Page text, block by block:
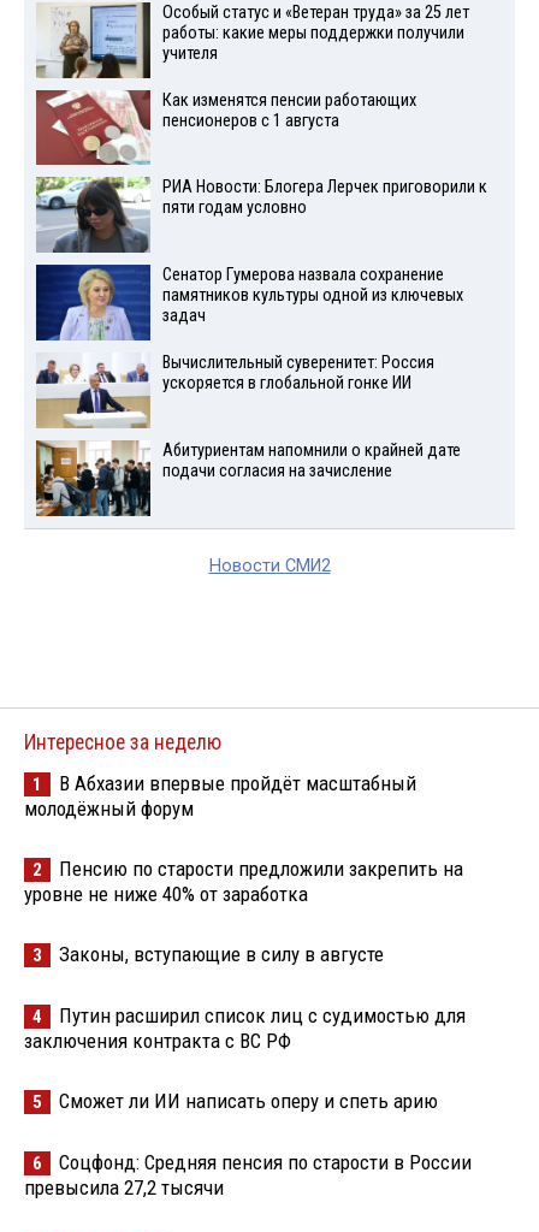
Особый статус и «Ветеран труда» за 25 лет
работы: какие меры поддержки получили
учителя
Как изменятся пенсии работающих
пенсионеров с 1 августа
РИА Новости: Блогера Лерчек приговорили к
пяти годам условно
Сенатор Гумерова назвала сохранение
памятников культуры одной из ключевых
задач
Вычислительный суверенитет: Россия
ускоряется в глобальной гонке ИИ
Абитуриентам напомнили о крайней дате
подачи согласия на зачисление
Новости СМИ2
Интересное за неделю
1
В Абхазии впервые пройдёт масштабный
молодёжный форум
2
Пенсию по старости предложили закрепить на
уровне не ниже 40% от заработка
3 Законы, вступающие в силу в августе
4
Путин расширил список лиц с судимостью для
заключения контракта с ВС РФ
5 Сможет ли ИИ написать оперу и спеть арию
6
Соцфонд: Средняя пенсия по старости в России
превысила 27,2 тысячи